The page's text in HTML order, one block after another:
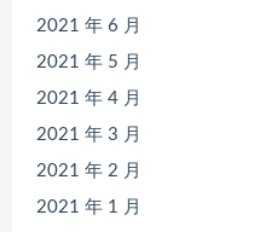
2021 年 6 月
2021 年 5 月
2021 年 4 月
2021 年 3 月
2021 年 2 月
2021 年 1 月